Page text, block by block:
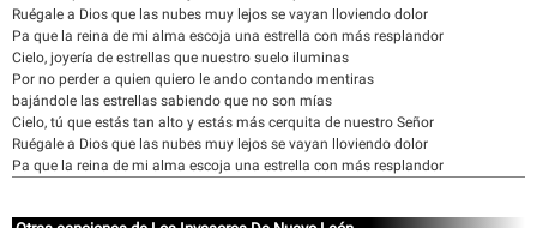
Ruégale a Dios que las nubes muy lejos se vayan lloviendo dolor
Pa que la reina de mi alma escoja una estrella con más resplandor
Cielo, joyería de estrellas que nuestro suelo iluminas
Por no perder a quien quiero le ando contando mentiras
bajándole las estrellas sabiendo que no son mías
Cielo, tú que estás tan alto y estás más cerquita de nuestro Señor
Ruégale a Dios que las nubes muy lejos se vayan lloviendo dolor
Pa que la reina de mi alma escoja una estrella con más resplandor